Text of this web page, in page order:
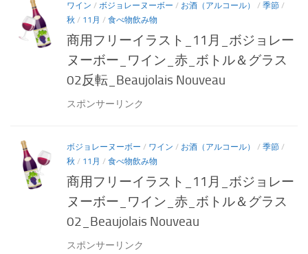
ワイン / ボジョレーヌーボー / お酒（アルコール） / 季節 /
秋 / 11月 / 食べ物飲み物
商用フリーイラスト_11月_ボジョレー
ヌーボー_ワイン_赤_ボトル＆グラス
02反転_Beaujolais Nouveau
スポンサーリンク
ボジョレーヌーボー / ワイン / お酒（アルコール） / 季節 /
秋 / 11月 / 食べ物飲み物
商用フリーイラスト_11月_ボジョレー
ヌーボー_ワイン_赤_ボトル＆グラス
02_Beaujolais Nouveau
スポンサーリンク